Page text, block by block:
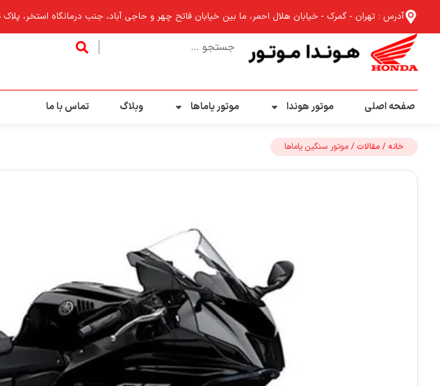
آدرس : تهران - گمرک - خیابان هلال احمر، ما بین خیابان فاتح چهر و حاجی آباد، جنب درمانگاه استخر، پلاک 214
صفحه اصلی موتور هوندا موتور یاماها وبلاگ تماس با ما
خانه / مقالات / موتور سنگین یاماها